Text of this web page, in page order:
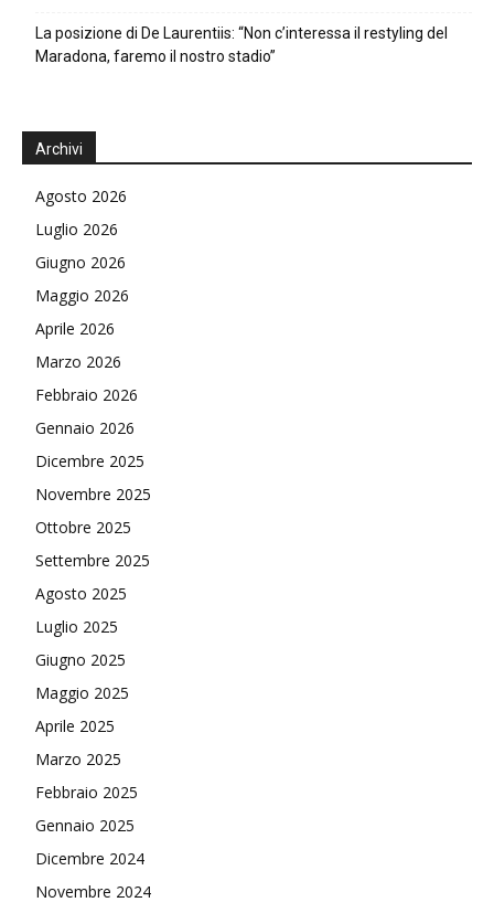
La posizione di De Laurentiis: “Non c’interessa il restyling del
Maradona, faremo il nostro stadio”
Archivi
Agosto 2026
Luglio 2026
Giugno 2026
Maggio 2026
Aprile 2026
Marzo 2026
Febbraio 2026
Gennaio 2026
Dicembre 2025
Novembre 2025
Ottobre 2025
Settembre 2025
Agosto 2025
Luglio 2025
Giugno 2025
Maggio 2025
Aprile 2025
Marzo 2025
Febbraio 2025
Gennaio 2025
Dicembre 2024
Novembre 2024